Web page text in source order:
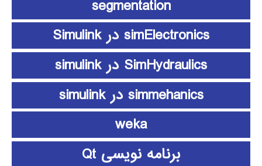
segmentation
simElectronics در Simulink
SimHydraulics در simulink
simmehanics در simulink
weka
برنامه نویسی Qt